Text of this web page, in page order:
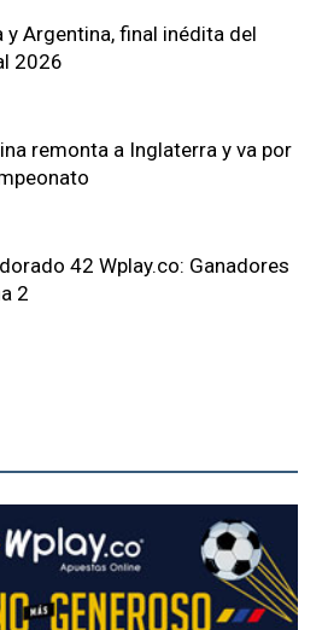
y Argentina, final inédita del
2026
remonta a Inglaterra y va por
42 Wplay.co: Ganadores
2